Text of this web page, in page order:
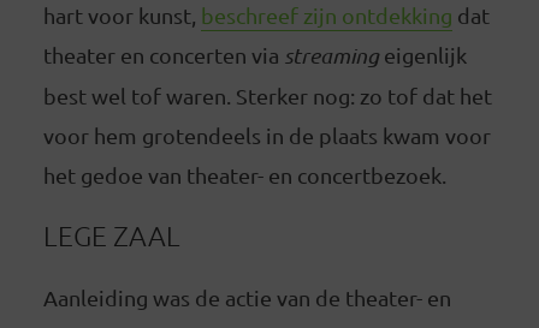
hart voor kunst, beschreef zijn ontdekking dat
theater en concerten via streamingeigenlijk
best wel tof waren. Sterker nog: zo tof dat het
voor hem grotendeels in de plaats kwam voor
het gedoe van theater- en concertbezoek.
LEGE ZAAL
Aanleiding was de actie van de theater- en